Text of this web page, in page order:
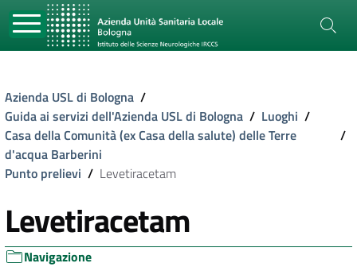
Azienda USL di Bologna /
Guida ai servizi dell'Azienda USL di Bologna / Luoghi /
Casa della Comunità (ex Casa della salute) delle Terre
d'acqua Barberini
/
Punto prelievi / Levetiracetam
Levetiracetam
Navigazione